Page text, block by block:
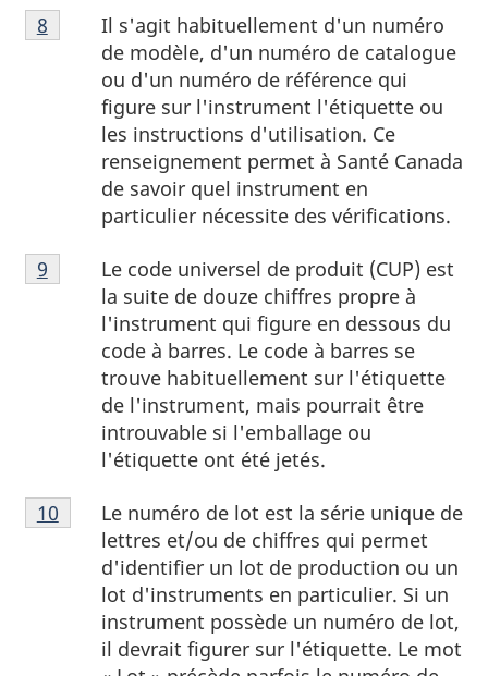
Note
de
Il s'agit habituellement d'un numéro
de modèle, d'un numéro de catalogue
ou d'un numéro de référence qui
figure sur l'instrument l'étiquette ou
les instructions d'utilisation. Ce
renseignement permet à Santé Canada
de savoir quel instrument en
particulier nécessite des vérifications.
Retour à la référence de la note de bas de page
8
Note
de
Le code universel de produit (CUP) est
la suite de douze chiffres propre à
l'instrument qui figure en dessous du
code à barres. Le code à barres se
trouve habituellement sur l'étiquette
de l'instrument, mais pourrait être
introuvable si l'emballage ou
l'étiquette ont été jetés.
Retour à la référence de la note de bas de page
9
Note
de
Le numéro de lot est la série unique de
lettres et/ou de chiffres qui permet
d'identifier un lot de production ou un
lot d'instruments en particulier. Si un
instrument possède un numéro de lot,
il devrait figurer sur l'étiquette. Le mot
Retour à la référence de la note de bas de page
10